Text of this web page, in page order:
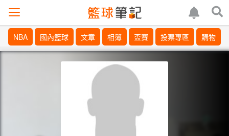
NBA 國內籃球 文章 相簿 盃賽 投票專區 購物